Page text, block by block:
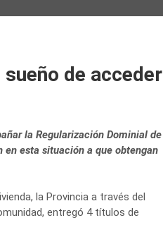
de acceder
la Regularización Dominial de
en esta situación a que obtengan
la Provincia a través del
entregó 4 títulos de